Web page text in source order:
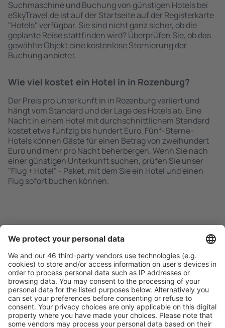
Suchmaschine und Buchung von günstigen Hotels bei
eSkyTravel.de ist auf der Startseite auf der Registerkarte
"Hotels" verfügbar. Sie sind nicht ganz sicher, ob die
geplante Reise stattfinden wird? Überprüfen Sie, ob das
gewählte Objekt eine kostenlose Stornierung der
Buchung anbietet.
Wie viel kostet ein Hotel in in Rozenburg?
Der Preis pro Unterkunft in in Rozenburg variiert und
hängt vom Standard und der Lage des Hotels ab. Eine
Nacht in einem Hotel mit durchschnittlichem Standard
kostet etwa fünfzig bis hundert Euro. Fünf-Sterne-
Hotels können Gäste für einen Betrag von zweihundert
Euro und mehr pro Nacht beherbergen. Wenn Sie nach
einer günstigen Unterkunft suchen, prüfen Sie unser
"Flug + Hotel" - Paket, mit dem Sie ein Hotel und einen
Flug sofort buchen können.
Angebot an Ihre Bedürfnisse angepasst.
Sicher planen
Buchen ohne Sorgen mit einer kostenlosen
Stornierungsoption.
Mehr sparen